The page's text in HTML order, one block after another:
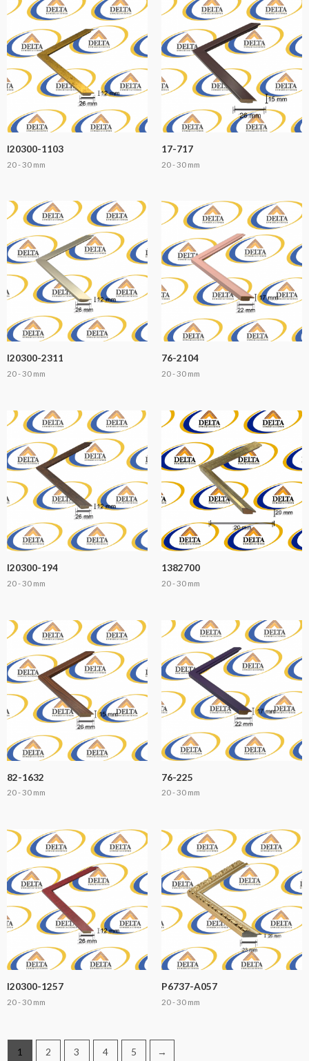
I20300-1103
20 - 30 mm
17-717
20 - 30 mm
I20300-2311
20 - 30 mm
76-2104
20 - 30 mm
I20300-194
20 - 30 mm
1382700
20 - 30 mm
82-1632
20 - 30 mm
76-225
20 - 30 mm
I20300-1257
20 - 30 mm
P6737-A057
20 - 30 mm
1 2 3 4 5 →